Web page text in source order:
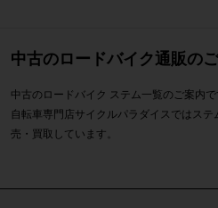
中古のロードバイク通販の
中古のロードバイク ステム一覧のご案内で
自転車専門店サイクルパラダイスではス
売・買取しています。